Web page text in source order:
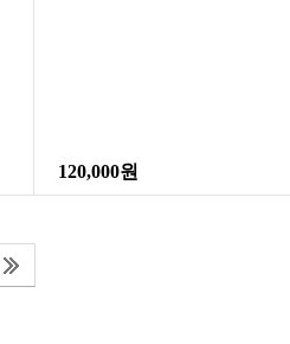
120,000원